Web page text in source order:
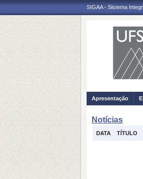
SIGAA - Sistema
Apresentação
Notícias
DATA TÍTULO